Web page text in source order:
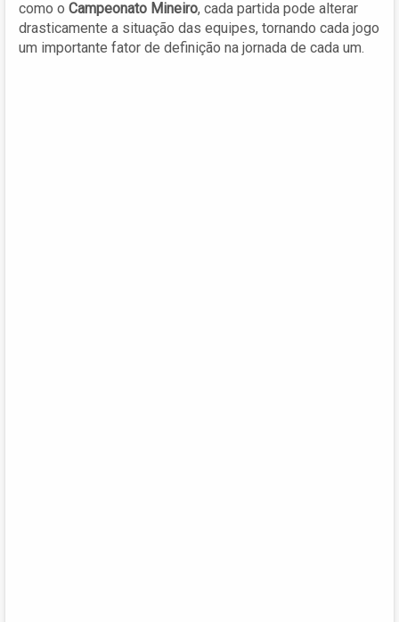
como o Campeonato Mineiro, cada partida pode alterar
drasticamente a situação das equipes, tornando cada jogo
um importante fator de definição na jornada de cada um.